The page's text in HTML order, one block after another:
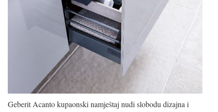
Geberit Acanto kupaonski namještaj nudi slobodu dizajna i